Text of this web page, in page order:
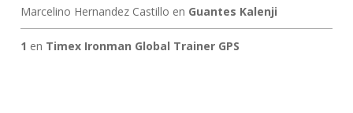
Marcelino Hernandez Castillo en Guantes Kalenji
1 en Timex Ironman Global Trainer GPS